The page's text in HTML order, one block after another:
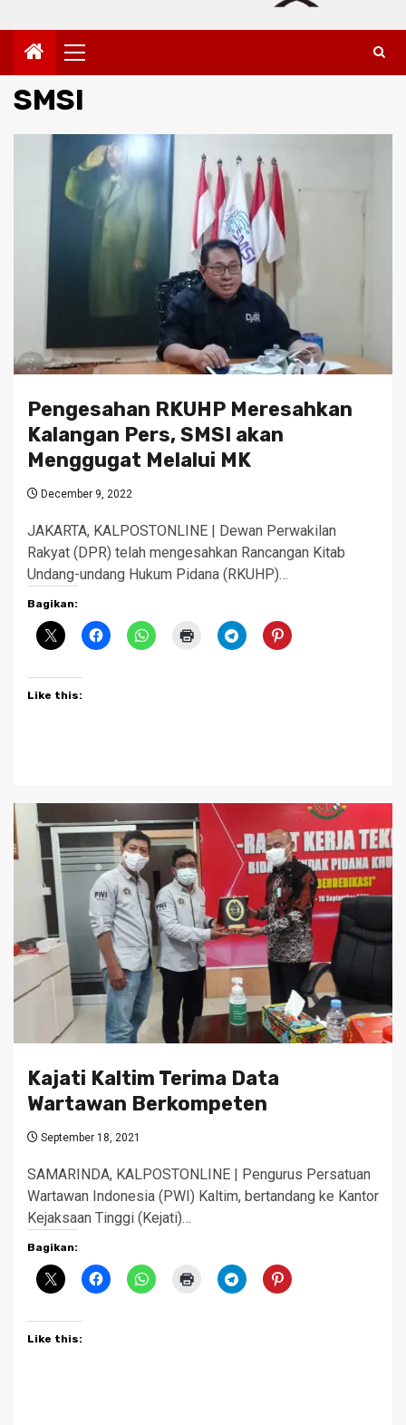
Primary
Menu
SMSI
Pengesahan RKUHP Meresahkan
Kalangan Pers, SMSI akan
Menggugat Melalui MK
December 9, 2022
JAKARTA, KALPOSTONLINE | Dewan Perwakilan
Rakyat (DPR) telah mengesahkan Rancangan Kitab
Undang-undang Hukum Pidana (RKUHP)…
Bagikan:
Like this:
Kajati Kaltim Terima Data
Wartawan Berkompeten
September 18, 2021
SAMARINDA, KALPOSTONLINE | Pengurus Persatuan
Wartawan Indonesia (PWI) Kaltim, bertandang ke Kantor
Kejaksaan Tinggi (Kejati)…
Bagikan:
Like this: